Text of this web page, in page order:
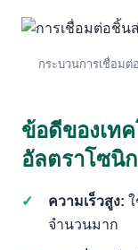
กระบวนการเชื่อม
ข้อดีของเท
อัลตราโซนิก
ความเร็วสูง:
จำนวนมาก